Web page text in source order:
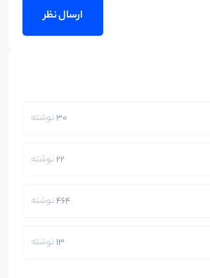
30نوشته
22نوشته
464نوشته
13نوشته